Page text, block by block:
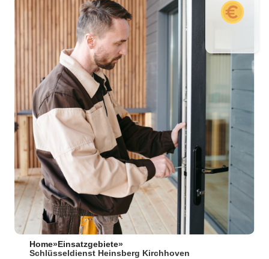
Home» Einsatzgebiete»
Schlüsseldienst Heinsberg Kirchhoven